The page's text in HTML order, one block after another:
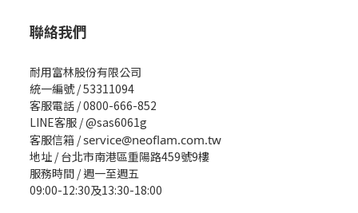
聯絡我們
耐用富林股份有限公司
統一編號 / 53311094
客服電話 / 0800-666-852
LINE客服 / @sas6061g
客服信箱 /service@neoflam.com.tw
地址 / 台北市南港區重陽路459號9樓
服務時間 / 週一至週五
09:00-12:30及13:30-18:00